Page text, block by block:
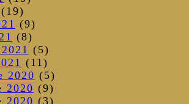
(19)
(9)
(8)
(5)
(11)
2020 (5)
2020 (9)
2020 (3)